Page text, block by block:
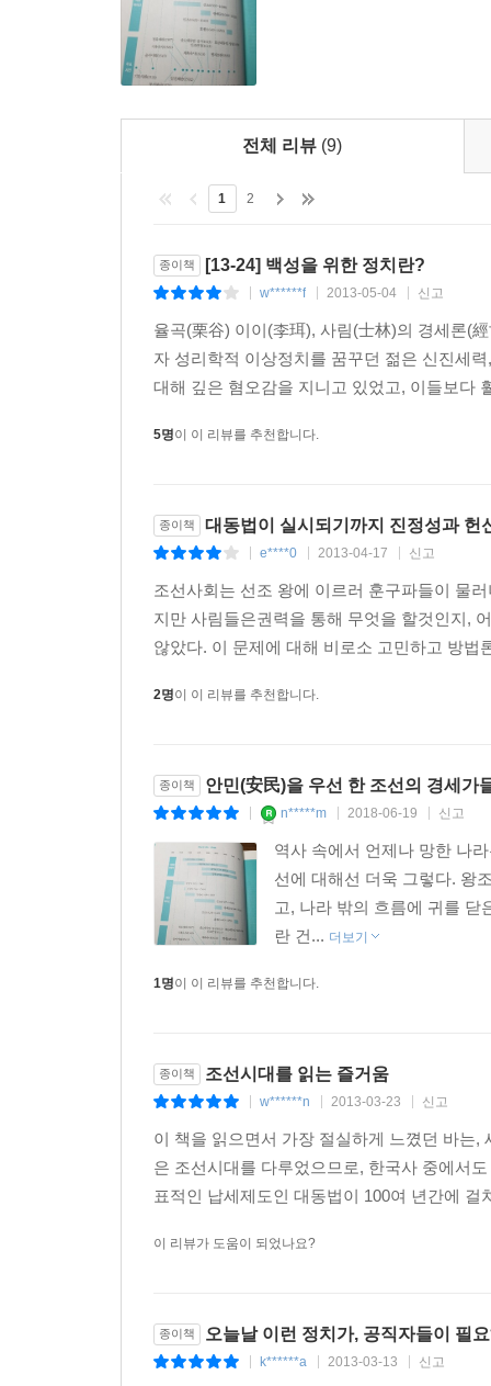
돌보기 위해 노력했다. 그리고 그 노력은 마침내
비로소 처음 만나는 그들,
조선을 움직인 4인의 경세가들에 관한 작은 평전
이 책은 ‘조선의 개혁’이라는 큰 주제하에 네 사
정치 상황과 사건 전개, 그리고 인물 관계가 흥미롭
이원익, 조익, 김육은 약간 생소할 수도 있겠지만
읽다 보면 우리가 지금까지 단편적이고 피상적으
율곡 이이, 탁월했지만 이해되지 못한 경세가
저자 이정철은 이이를 ‘개혁의 좌표를 설정’
대동법으로 나타났다고 말한다.
의심치 않았다. 그러나 현실은 이이의 생각과는
뒤에 ‘사람의 문제’에서 ‘방법과 태도’의 문제로
않으면, 비록 성군과 현신이 서로 만난다 하더라
시의가 정치에서 올바른 목표 및 방식의 선택에
개혁을 주장했다.
귀결되었지만, 이후 조선 경세론의 원칙이자 방법
이원익은 ‘묵묵히’ 개혁의 길을 걸어간 사람이
맡은 업무에서 새로운 조치를 한 것은 아니었
평안도의 민심을 다독이면서 군량을 운반하는
백성의 원망을 불러일으킬 수 있는 일이다. 그런
그는 전쟁으로 황폐해진 민심을 살펴보고 선조에
갖지 않을 것입니다. …… 백성의 생활이 곤궁하
이 점을 절실하고 급박한 임무로 삼아야 합니다.
사대부들이 입버릇처럼 백성의 곤궁함을 말한다
이끌어냈다. 흔히 광해군이 대동법의 시초인 선
담긴 광해군의 비망기에서 공물 변통 논의가
조익에 대해 한 줄 평으로 아주 간단히 말한다
사람들에게 조익은 생소한 인물이다. 그저 성리
전체 리뷰 (9)
1 2
종이책 [13-24] 백성을 위한 정치란?
w******f 2013-05-04 신고
율곡(栗谷) 이이(李珥), 사림(士林)의 경세론(
자 성리학적 이상정치를 꿈꾸던 젊은 신진세
대해 깊은 혐오감을 지니고 있었고, 이들보다
5명이 이 리뷰를 추천합니다.
종이책 대동법이 실시되기까지 진정성과
e****0 2013-04-17 신고
조선사회는 선조 왕에 이르러 훈구파들이 물
지만 사림들은권력을 통해 무엇을 할것인지,
않았다. 이 문제에 대해 비로소 고민하고 방
2명이 이 리뷰를 추천합니다.
종이책 안민(安民)을 우선 한 조선의 경세가
n*****m 2018-06-19 신고
역사 속에서 언제나 망한 나
선에 대해선 더욱 그렇다. 왕
고, 나라 밖의 흐름에 귀를 닫
란 건... 더보기
1명이 이 리뷰를 추천합니다.
종이책 조선시대를 읽는 즐거움
w******n 2013-03-23 신고
이 책을 읽으면서 가장 절실하게 느꼈던 바는,
은 조선시대를 다루었으므로, 한국사 중에서
표적인 납세제도인 대동법이 100여 년간에
이 리뷰가 도움이 되었나요?
종이책 오늘날 이런 정치가, 공직자들이 필
k******a 2013-03-13 신고